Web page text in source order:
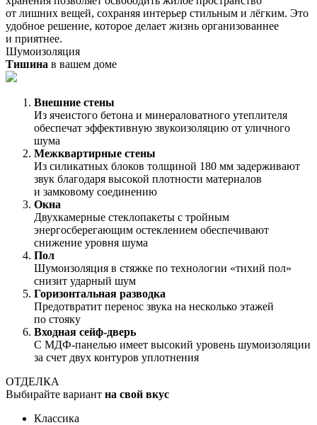
от лишних вещей, сохраняя интерьер стильным и лёгким. Это
удобное решение, которое делает жизнь организованнее
и приятнее.
Шумоизоляция
Тишина в вашем доме
Внешние стены
Из ячеистого бетона и минераловатного утеплителя
обеспечат эффективную звукоизоляцию от уличного
шума
Межквартирные стены
Из силикатных блоков толщиной 180 мм задерживают
звук благодаря высокой плотности материалов
и замковому соединению
Окна
Двухкамерные стеклопакеты с тройным
энергосберегающим остеклением обеспечивают
снижение уровня шума
Пол
Шумоизоляция в стяжке по технологии «тихий пол»
снизит ударный шум
Горизонтальная разводка
Предотвратит перенос звука на несколько этажей
по стояку
Входная сейф-дверь
С МДФ-панелью имеет высокий уровень шумоизоляции
за счет двух контуров уплотнения
ОТДЕЛКА
Выбирайте вариант на свой вкус
Классика